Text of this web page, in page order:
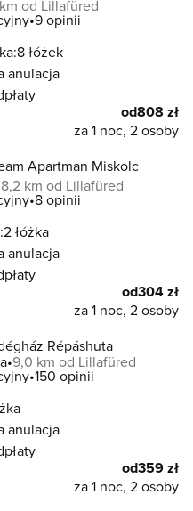
km od Lillafüred
9 opinii
8 łóżek
anulacja
od808 zł
za 1 noc, 2 osoby
Apartman Miskolc
8,2 km od Lillafüred
8 opinii
2 łóżka
anulacja
od304 zł
za 1 noc, 2 osoby
Répáshuta
9,0 km od Lillafüred
150 opinii
anulacja
od359 zł
za 1 noc, 2 osoby